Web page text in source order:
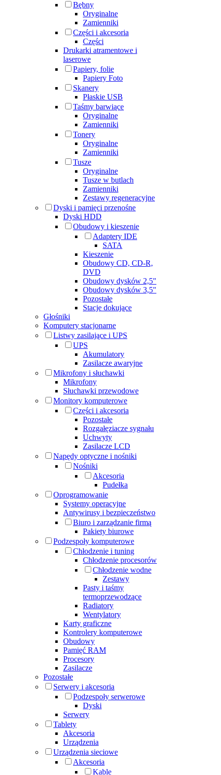
Bębny
Oryginalne
Zamienniki
Części i akcesoria
Części
Drukarki atramentowe i
laserowe
Papiery, folie
Papiery Foto
Skanery
Płaskie USB
Taśmy barwiące
Oryginalne
Zamienniki
Tonery
Oryginalne
Zamienniki
Tusze
Oryginalne
Tusze w butlach
Zamienniki
Zestawy regeneracyjne
Dyski i pamięci przenośne
Dyski HDD
Obudowy i kieszenie
Adaptery IDE
SATA
Kieszenie
Obudowy CD, CD-R,
DVD
Obudowy dysków 2,5"
Obudowy dysków 3,5"
Pozostałe
Stacje dokujące
Głośniki
Komputery stacjonarne
Listwy zasilające i UPS
UPS
Akumulatory
Zasilacze awaryjne
Mikrofony i słuchawki
Mikrofony
Słuchawki przewodowe
Monitory komputerowe
Części i akcesoria
Pozostałe
Rozgałęziacze sygnału
Uchwyty
Zasilacze LCD
Napędy optyczne i nośniki
Nośniki
Akcesoria
Pudełka
Oprogramowanie
Systemy operacyjne
Antywirusy i bezpieczeństwo
Biuro i zarządzanie firmą
Pakiety biurowe
Podzespoły komputerowe
Chłodzenie i tuning
Chłodzenie procesorów
Chłodzenie wodne
Zestawy
Pasty i taśmy
termoprzewodzące
Radiatory
Wentylatory
Karty graficzne
Kontrolery komputerowe
Obudowy
Pamięć RAM
Procesory
Zasilacze
Pozostałe
Serwery i akcesoria
Podzespoły serwerowe
Dyski
Serwery
Tablety
Akcesoria
Urządzenia
Urządzenia sieciowe
Akcesoria
Kable